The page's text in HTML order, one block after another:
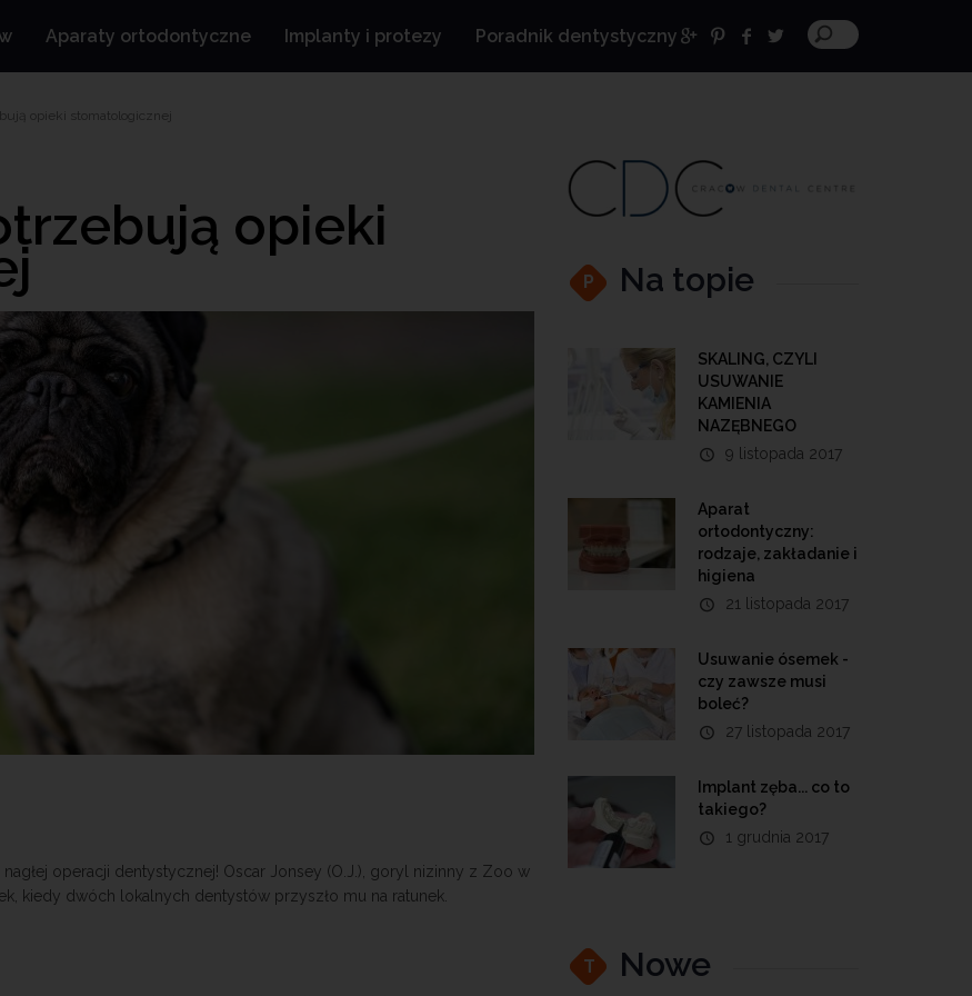
Aparaty ortodontyczne Implanty i protezy Poradnik dentystyczny
opieki stomatologicznej
opieki
operacji dentystycznej! Oscar Jonsey (O.J.), goryl nizinny z Zoo w
kiedy dwóch lokalnych dentystów przyszło mu na ratunek.
P Na topie
SKALING, CZYLI
USUWANIE
KAMIENIA
NAZĘBNEGO
9 listopada 2017
Aparat
ortodontyczny:
rodzaje, zakładanie i
higiena
21 listopada 2017
Usuwanie ósemek -
czy zawsze musi
boleć?
27 listopada 2017
Implant zęba... co to
takiego?
1 grudnia 2017
T Nowe